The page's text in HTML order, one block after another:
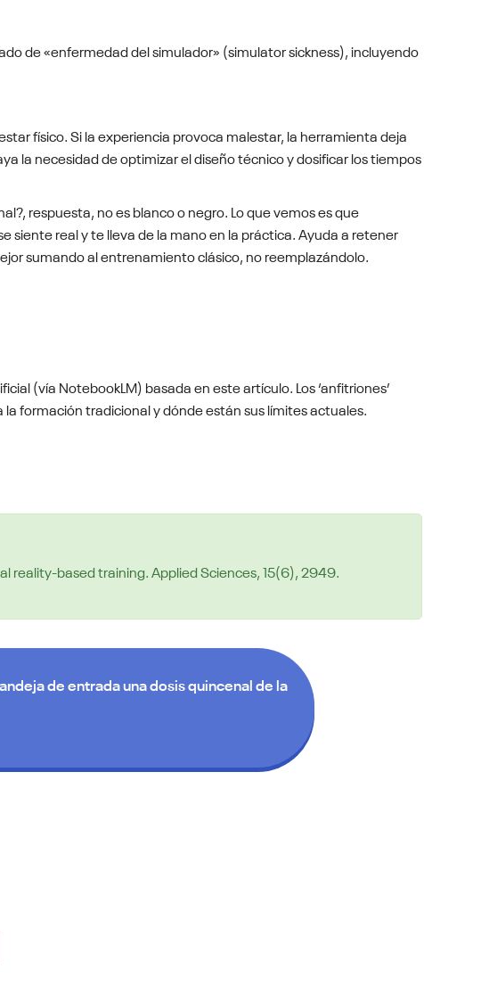
de «enfermedad del simulador» (simulator sickness), incluyendo
físico. Si la experiencia provoca malestar, la herramienta deja
la necesidad de optimizar el diseño técnico y dosificar los tiempos
respuesta, no es blanco o negro. Lo que vemos es que
siente real y te lleva de la mano en la práctica. Ayuda a retener
sumando al entrenamiento clásico, no reemplazándolo.
(vía NotebookLM) basada en este artículo. Los ‘anfitriones’
formación tradicional y dónde están sus límites actuales.
reality-based training. Applied Sciences, 15(6), 2949.
de entrada una dosis quincenal de la